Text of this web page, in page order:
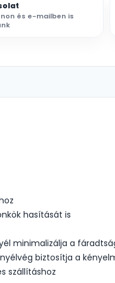
és e-mailben is
hasítását is
minimalizálja a
biztosítja a
szállításhoz